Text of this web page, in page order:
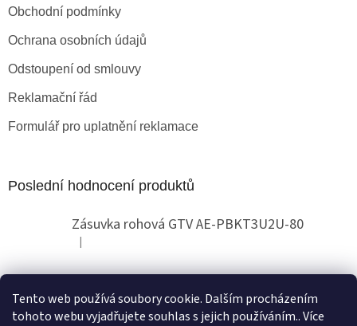
Tento web používá soubory cookie. Dalším procházením
tohoto webu vyjadřujete souhlas s jejich používáním.. Více
Obchodní podmínky
Ochrana osobních údajů
Odstoupení od smlouvy
Reklamační řád
Formulář pro uplatnění reklamace
Poslední hodnocení produktů
Zásuvka rohová GTV AE-PBKT3U2U-80
Hodnocení produktu je 2 z 5 hvězdiček.
|
Obchodní pokyny